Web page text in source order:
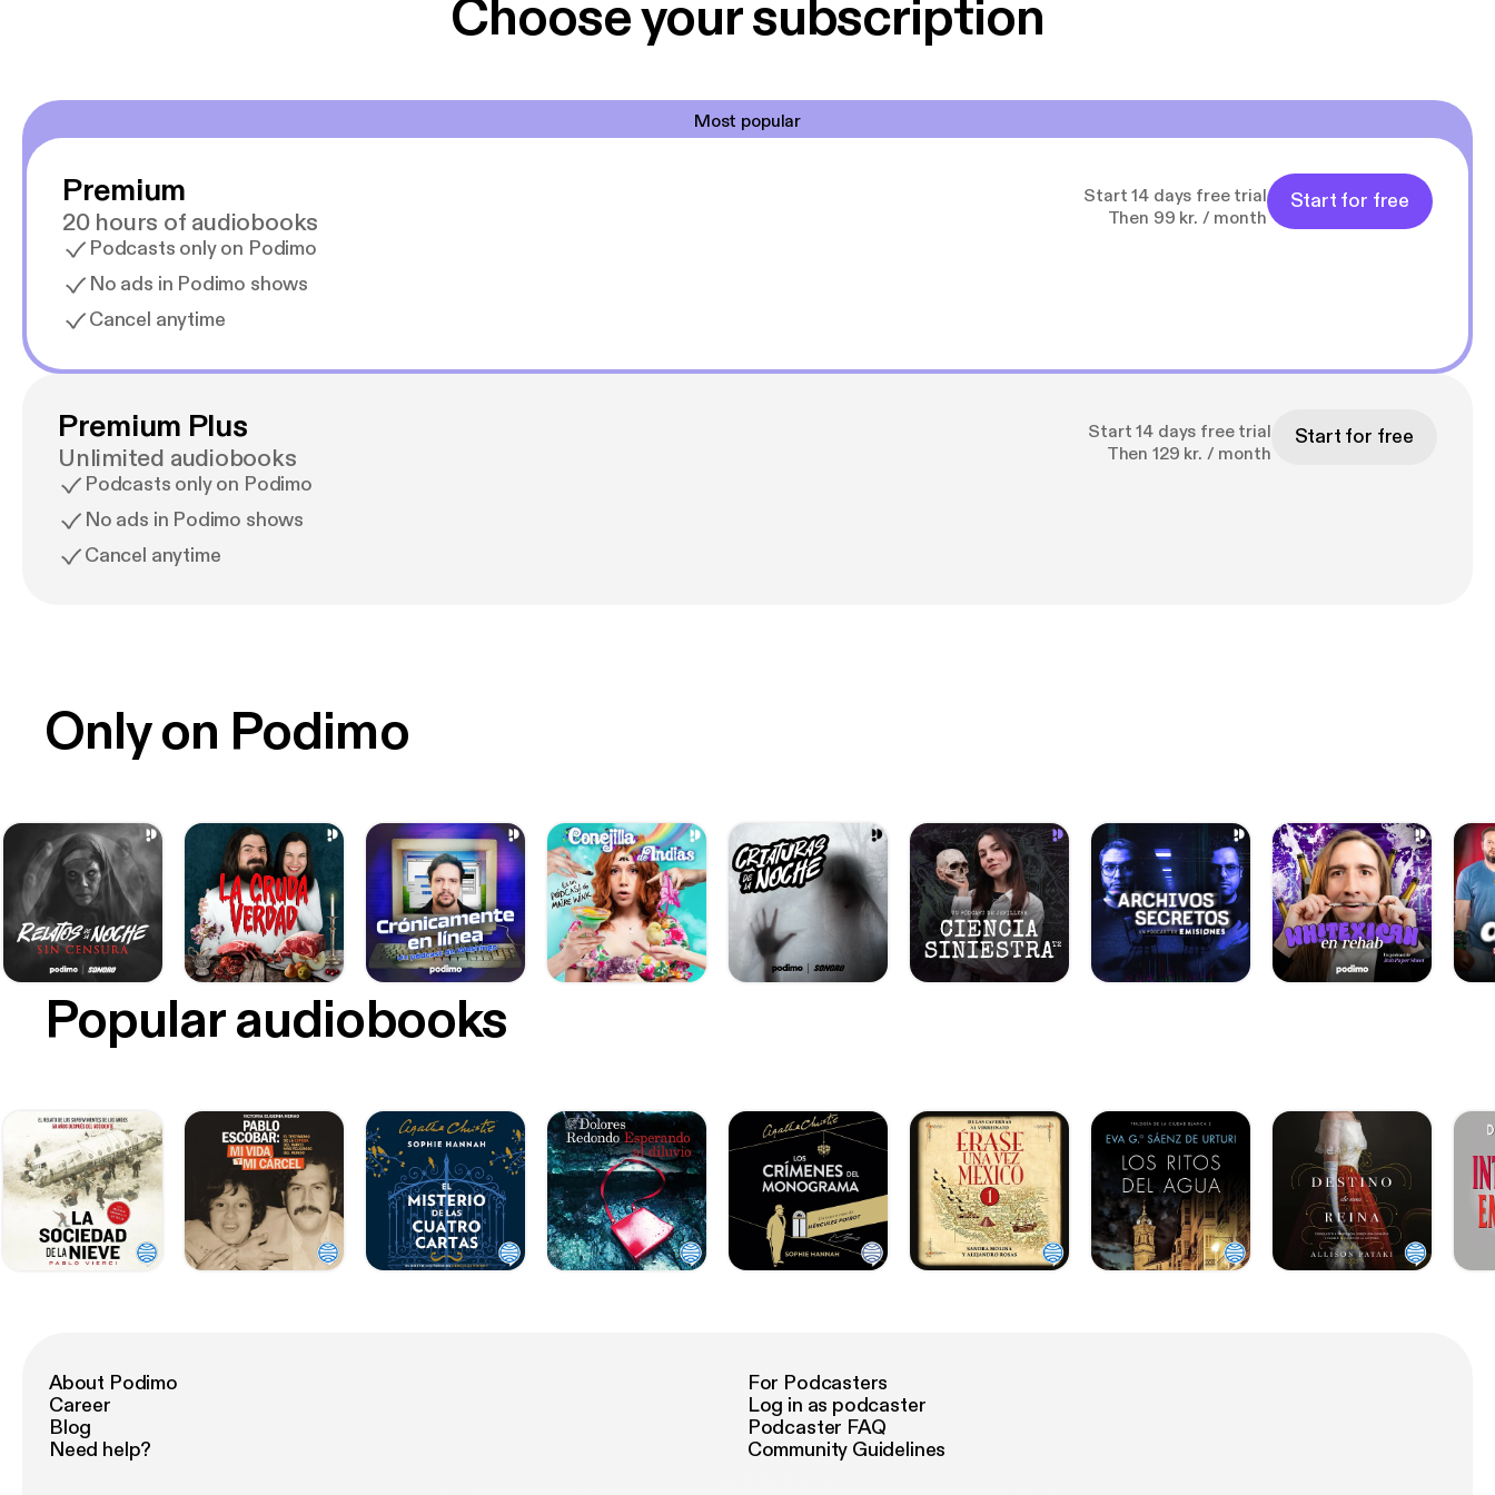
Choose your subscription
Most popular
Premium
20 hours of audiobooks
Podcasts only on Podimo
No ads in Podimo shows
Cancel anytime
Start 14 days free trial
Then 99 kr. / month
Start for free
Premium Plus
Unlimited audiobooks
Podcasts only on Podimo
No ads in Podimo shows
Cancel anytime
Start 14 days free trial
Then 129 kr. / month
Start for free
Only on Podimo
Popular audiobooks
About Podimo
Career
Blog
Need help?
For Podcasters
Log in as podcaster
Podcaster FAQ
Community Guidelines